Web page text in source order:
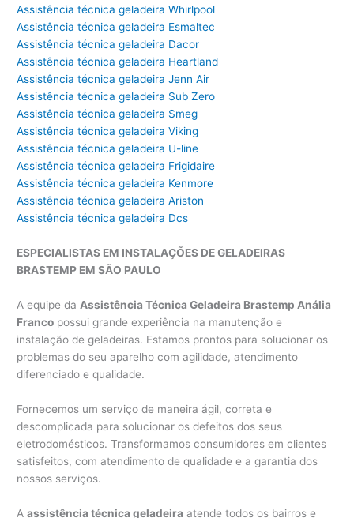
Assistência técnica geladeira Whirlpool
Assistência técnica geladeira Esmaltec
Assistência técnica geladeira Dacor
Assistência técnica geladeira Heartland
Assistência técnica geladeira Jenn Air
Assistência técnica geladeira Sub Zero
Assistência técnica geladeira Smeg
Assistência técnica geladeira Viking
Assistência técnica geladeira U-line
Assistência técnica geladeira Frigidaire
Assistência técnica geladeira Kenmore
Assistência técnica geladeira Ariston
Assistência técnica geladeira Dcs
ESPECIALISTAS EM INSTALAÇÕES DE GELADEIRAS
BRASTEMP EM SÃO PAULO
A equipe da Assistência Técnica Geladeira Brastemp Anália
Franco possui grande experiência na manutenção e
instalação de geladeiras. Estamos prontos para solucionar os
problemas do seu aparelho com agilidade, atendimento
diferenciado e qualidade.
Fornecemos um serviço de maneira ágil, correta e
descomplicada para solucionar os defeitos dos seus
eletrodomésticos. Transformamos consumidores em clientes
satisfeitos, com atendimento de qualidade e a garantia dos
nossos serviços.
Aassistência técnica geladeira atende todos os bairros e